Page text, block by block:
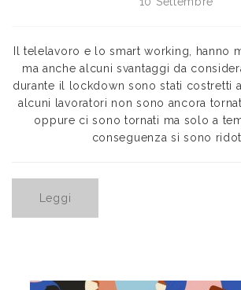
Il telelavoro e lo smart working, hanno
ma anche alcuni svantaggi da
durante il lockdown sono stati costretti a
alcuni lavoratori non sono ancora
oppure ci sono tornati ma solo a
conseguenza si sono
Leggi